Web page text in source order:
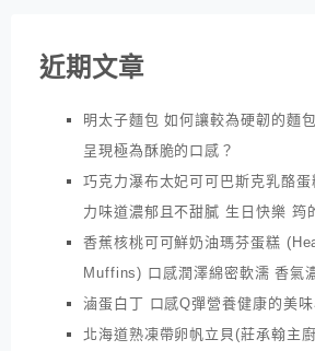
近期文章
明太子麵包 如何讓較為硬韌的麵
呈現極為酥脆的口感？
巧克力瀑布太妃可可巴斯克乳酪
力味道濃郁且不甜膩 生日快樂 筠
香蕉核桃可可鮮奶油瑪芬蛋糕
Muffins) 口感潤澤綿密軟濡 香氣
滷蛋白丁 口感Q彈營養健康的美
北海道熟凍帶卵帆立貝(莊承翰主